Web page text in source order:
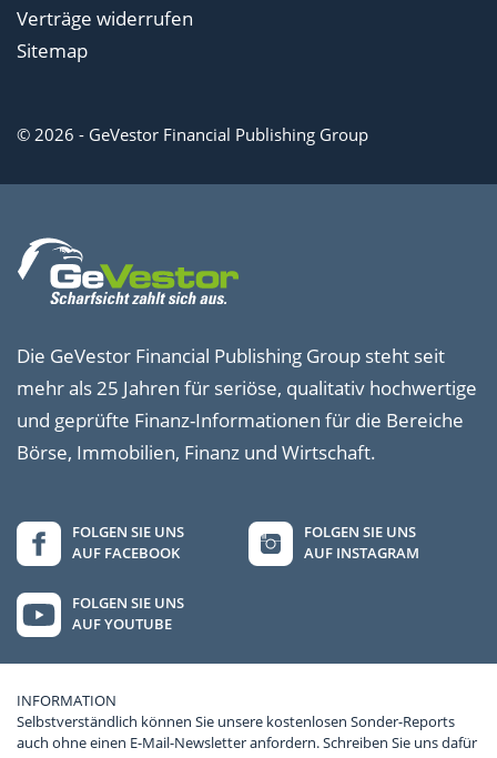
Verträge widerrufen
Sitemap
© 2026 - GeVestor Financial Publishing Group
Die GeVestor Financial Publishing Group steht seit
mehr als 25 Jahren für seriöse, qualitativ hochwertige
und geprüfte Finanz-Informationen für die Bereiche
Börse, Immobilien, Finanz und Wirtschaft.
FOLGEN SIE UNS
AUF FACEBOOK
FOLGEN SIE UNS
AUF INSTAGRAM
FOLGEN SIE UNS
AUF YOUTUBE
INFORMATION
Selbstverständlich können Sie unsere kostenlosen Sonder-Reports
auch ohne einen E-Mail-Newsletter anfordern. Schreiben Sie uns dafür